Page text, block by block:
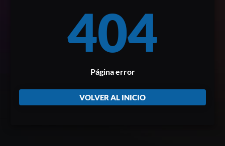
404
Página error
VOLVER AL INICIO